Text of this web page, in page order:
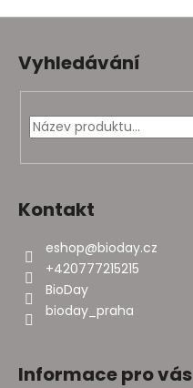
Z
Vyhledávání
Kontakt
eshop@bioday.cz
+420777215215
BioDay
bioday_praha
Informace pro vás